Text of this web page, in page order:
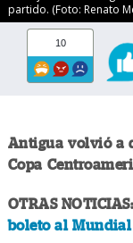
partido. (Foto: Renato
10
Antigua volvió a
Copa
OTRAS NOTICIAS:
boleto al Mundial